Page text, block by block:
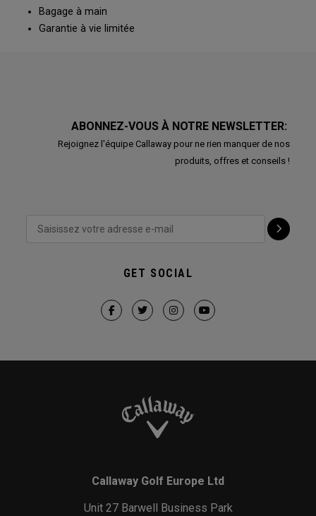
Bagage à main
Garantie à vie limitée
ABONNEZ-VOUS À NOTRE NEWSLETTER:
Rejoignez l'équipe Callaway pour ne rien manquer de nos
produits, offres et conseils !
GET SOCIAL
Callaway Golf Europe Ltd
Unit 27 Barwell Business Park